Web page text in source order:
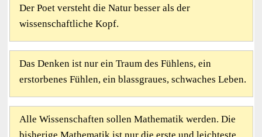
Der Poet versteht die Natur besser als der
wissenschaftliche Kopf.
Das Denken ist nur ein Traum des Fühlens, ein
erstorbenes Fühlen, ein blassgraues, schwaches Leben.
Alle Wissenschaften sollen Mathematik werden. Die